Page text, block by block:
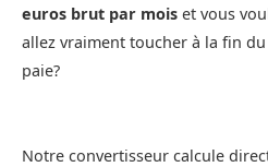
euros brut par mois et vous
allez vraiment toucher à la fin
paie?
Notre convertisseur calcule